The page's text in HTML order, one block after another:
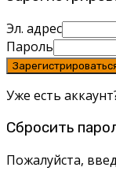
Эл. адрес
Пароль
Уже есть
Сбросить
Пожалуйста,